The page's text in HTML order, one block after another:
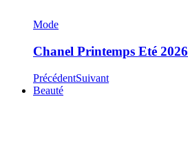
Mode
Chanel Printemps Eté 2026
PrécédentSuivant
Beauté